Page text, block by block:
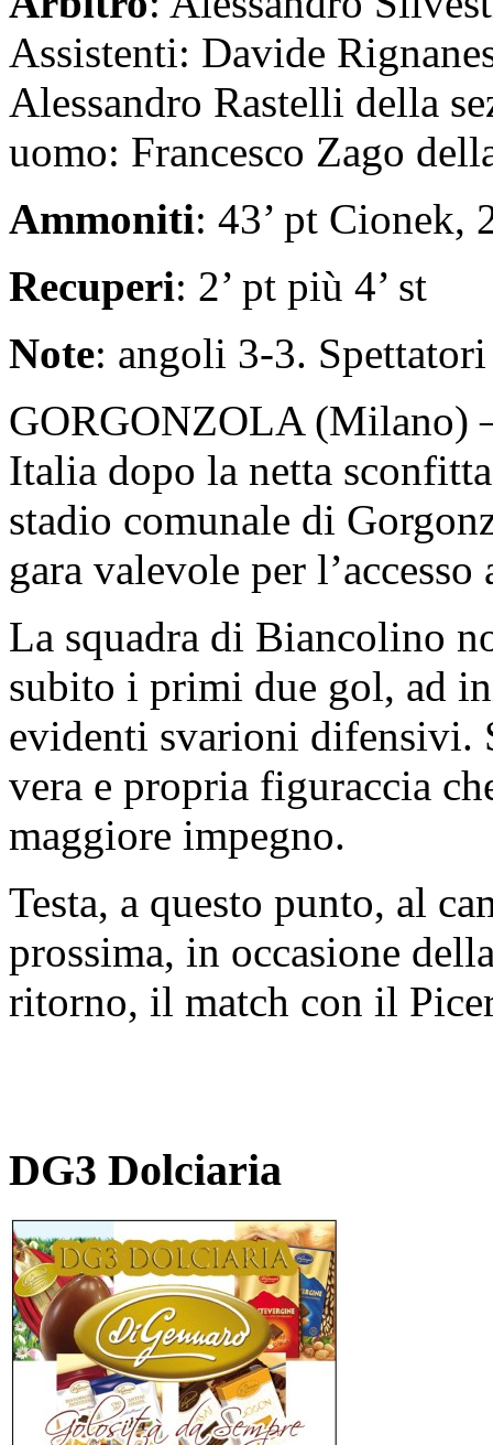
Assistenti: Davide
Alessandro Rastelli della
uomo: Francesco Zago
Ammoniti: 43’ pt Cionek,
Recuperi: 2’ pt più 4’ st
Note: angoli 3-3.
GORGONZOLA (Milano)
Italia dopo la netta
stadio comunale di
gara valevole per
La squadra di Biancolino
subito i primi due gol, ad
evidenti svarioni difensivi.
vera e propria figuraccia
maggiore impegno.
Testa, a questo punto, al
prossima, in occasione
ritorno, il match con il
DG3 Dolciaria